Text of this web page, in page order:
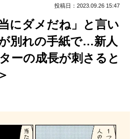
投稿日：2023.09.26 15:47
にダメだね」と言い
別れの手紙で…新人
ーの成長が刺さると